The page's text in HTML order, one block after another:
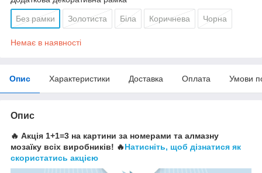
Без рамки Золотиста Біла Коричнева Чорна
Немає в наявності
Опис Характеристики Доставка Оплата Умови
Опис
🔥 Акція 1+1=3 на картини за номерами та алмазну
мозаїку всіх виробників! 🔥Натисніть, щоб дізнатися як
скористатись акцією